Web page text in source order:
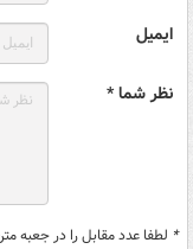
ایمیل
نظر شما *
* لطفا عدد مقابل را در جعبه